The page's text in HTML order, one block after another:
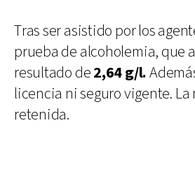
Tras ser asistido por los
prueba de alcoholemia, que
resultado de2,64 g/l.
licencia ni seguro vigente.
retenida.